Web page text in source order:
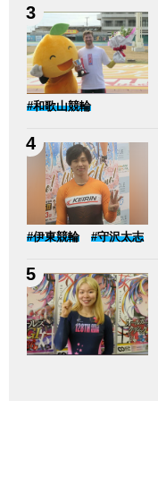
#和歌山競輪
#伊東競輪 #守沢太志